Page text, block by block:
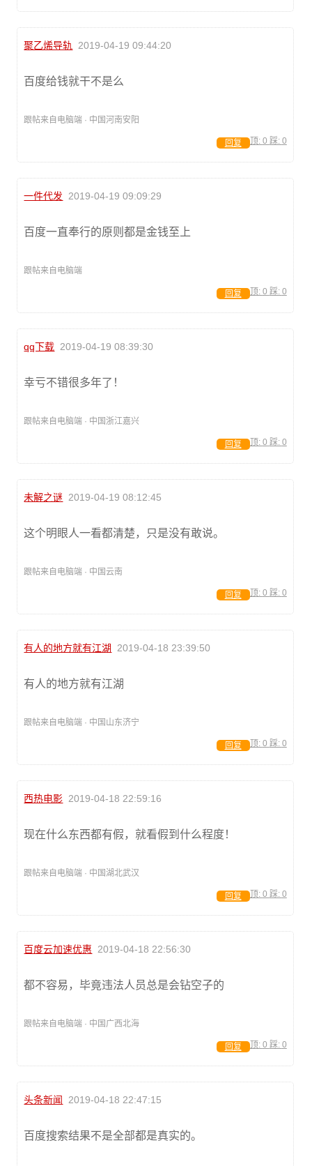
聚乙烯导轨 2019-04-19 09:44:20
百度给钱就干不是么
跟帖来自电脑端 · 中国河南安阳
顶: 0 踩: 0
回复
一件代发 2019-04-19 09:09:29
百度一直奉行的原则都是金钱至上
跟帖来自电脑端
顶: 0 踩: 0
回复
qq下载 2019-04-19 08:39:30
幸亏不错很多年了！
跟帖来自电脑端 · 中国浙江嘉兴
顶: 0 踩: 0
回复
未解之谜 2019-04-19 08:12:45
这个明眼人一看都清楚，只是没有敢说。
跟帖来自电脑端 · 中国云南
顶: 0 踩: 0
回复
有人的地方就有江湖 2019-04-18 23:39:50
有人的地方就有江湖
跟帖来自电脑端 · 中国山东济宁
顶: 0 踩: 0
回复
西热电影 2019-04-18 22:59:16
现在什么东西都有假，就看假到什么程度！
跟帖来自电脑端 · 中国湖北武汉
顶: 0 踩: 0
回复
百度云加速优惠 2019-04-18 22:56:30
都不容易，毕竟违法人员总是会钻空子的
跟帖来自电脑端 · 中国广西北海
顶: 0 踩: 0
回复
头条新闻 2019-04-18 22:47:15
百度搜索结果不是全部都是真实的。